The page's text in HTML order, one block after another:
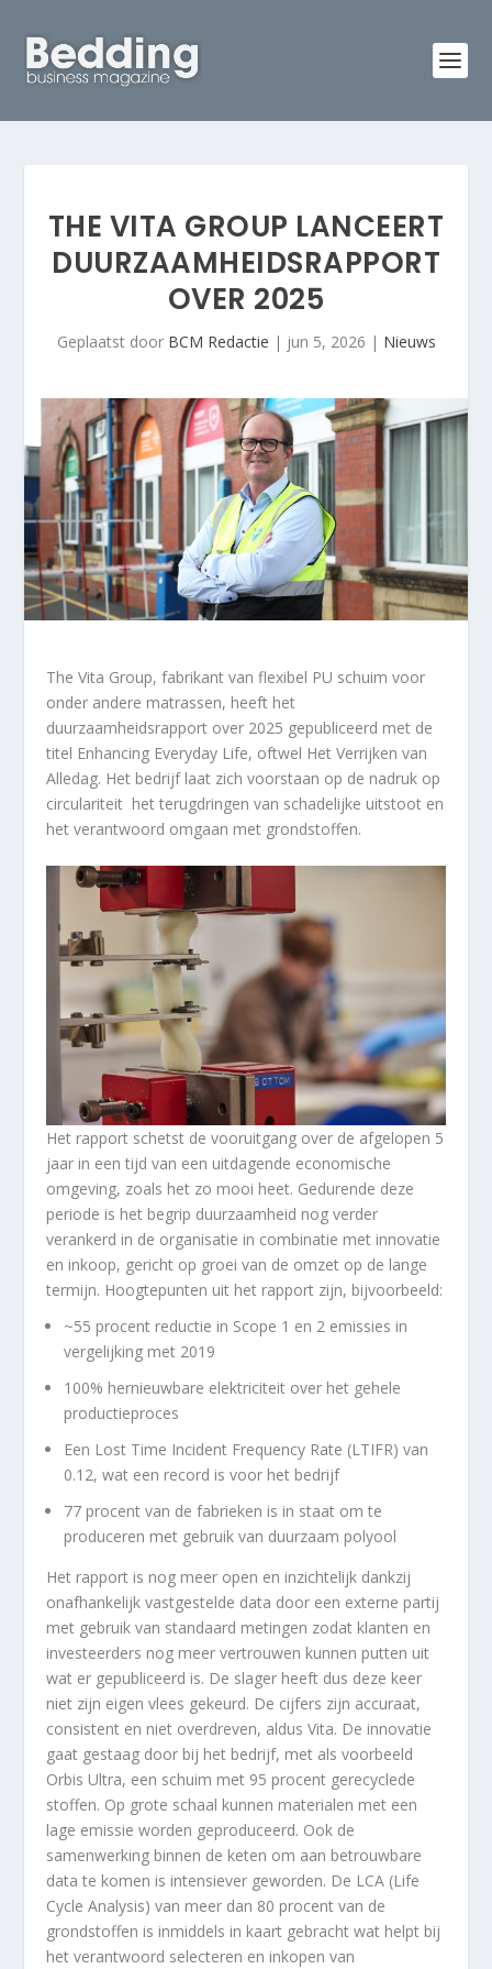
THE VITA GROUP LANCEERT
DUURZAAMHEIDSRAPPORT
OVER 2025
Geplaatst door BCM Redactie | jun 5, 2026 | Nieuws
The Vita Group, fabrikant van flexibel PU schuim voor
onder andere matrassen, heeft het
duurzaamheidsrapport over 2025 gepubliceerd met de
titel Enhancing Everyday Life, oftwel Het Verrijken van
Alledag. Het bedrijf laat zich voorstaan op de nadruk op
circulariteit het terugdringen van schadelijke uitstoot en
het verantwoord omgaan met grondstoffen.
Het rapport schetst de vooruitgang over de afgelopen 5
jaar in een tijd van een uitdagende economische
omgeving, zoals het zo mooi heet. Gedurende deze
periode is het begrip duurzaamheid nog verder
verankerd in de organisatie in combinatie met innovatie
en inkoop, gericht op groei van de omzet op de lange
termijn. Hoogtepunten uit het rapport zijn, bijvoorbeeld:
~55 procent reductie in Scope 1 en 2 emissies in
vergelijking met 2019
100% hernieuwbare elektriciteit over het gehele
productieproces
Een Lost Time Incident Frequency Rate (LTIFR) van
0.12, wat een record is voor het bedrijf
77 procent van de fabrieken is in staat om te
produceren met gebruik van duurzaam polyool
Het rapport is nog meer open en inzichtelijk dankzij
onafhankelijk vastgestelde data door een externe partij
met gebruik van standaard metingen zodat klanten en
investeerders nog meer vertrouwen kunnen putten uit
wat er gepubliceerd is. De slager heeft dus deze keer
niet zijn eigen vlees gekeurd. De cijfers zijn accuraat,
consistent en niet overdreven, aldus Vita. De innovatie
gaat gestaag door bij het bedrijf, met als voorbeeld
Orbis Ultra, een schuim met 95 procent gerecyclede
stoffen. Op grote schaal kunnen materialen met een
lage emissie worden geproduceerd. Ook de
samenwerking binnen de keten om aan betrouwbare
data te komen is intensiever geworden. De LCA (Life
Cycle Analysis) van meer dan 80 procent van de
grondstoffen is inmiddels in kaart gebracht wat helpt bij
het verantwoord selecteren en inkopen van